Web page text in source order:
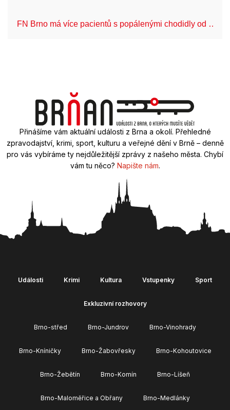
FN Brno má více pacientů s popálenými chodidly od …
Přinášíme vám aktuální události z Brna a okolí. Přehledné
zpravodajství, krimi, sport, kulturu a veřejné dění v Brně – denně
pro vás vybíráme ty nejdůležitější zprávy z našeho města. Chybí
vám tu něco? Napište nám.
Události Krimi Kultura Vstupenky Sport
Exkluzivní rozhovory
Brno-střed Brno-Jundrov Brno-Vinohrady
Brno-Kníničky Brno-Žabovřesky Brno-Kohoutovice
Brno-Žebětín Brno-Komín Brno-Líšeň
Brno-Maloměřice a Obřany Brno-Medlánky